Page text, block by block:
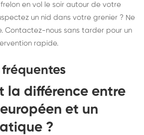
en vol le soir autour de votre
un nid dans votre grenier ? Ne
Contactez-nous sans tarder pour un
rapide.
la différence entre
et un
?